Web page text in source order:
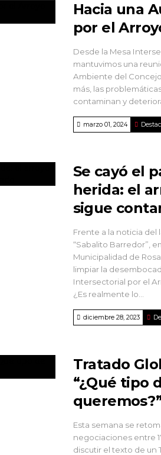
Hacia una
por el
Desde la Mesa
mantuvimos una
Ambiente del
más, las
contaminan y
marzo 01, 2024
Se cayó el
herida: el
sigue
Frente a la noticia
“Sabalito Barredor”,
Municipalidad de
limpiar la
Intersectorial por el
¿Es realmente lo...
diciembre 28, 2023
Tratado
“¿Qué tipo
Esta semana se
negociaciones entre
discutir el texto de un